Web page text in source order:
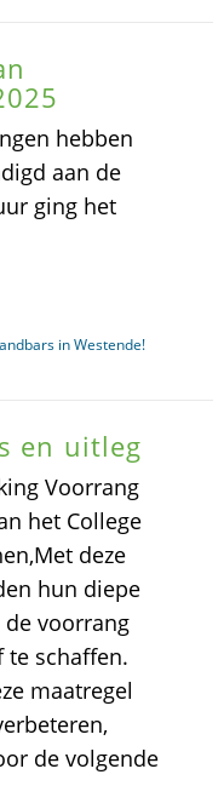
hebben
aan de
ging het
in Westende!
en uitleg
Voorrang
het College
​Met deze
hun diepe
voorrang
te schaffen.
maatregel
de volgende